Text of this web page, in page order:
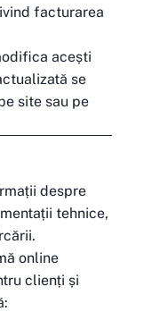
facturarea
acești
se
site sau pe
despre
tehnice,
online
clienți și